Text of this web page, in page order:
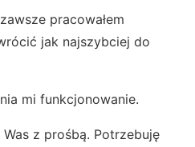
pracowałem
jak najszybciej do
mi funkcjonowanie.
z prośbą. Potrzebuję